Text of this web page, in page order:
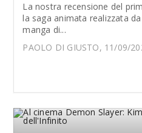
La nostra recensione del
la saga animata realizzata
manga di...
PAOLO DI GIUSTO, 11/09/